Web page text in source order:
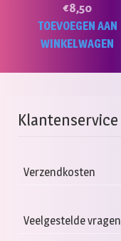
€8,50
TOEVOEGEN AAN
WINKELWAGEN
Klantenservice
Verzendkosten
Veelgestelde vragen